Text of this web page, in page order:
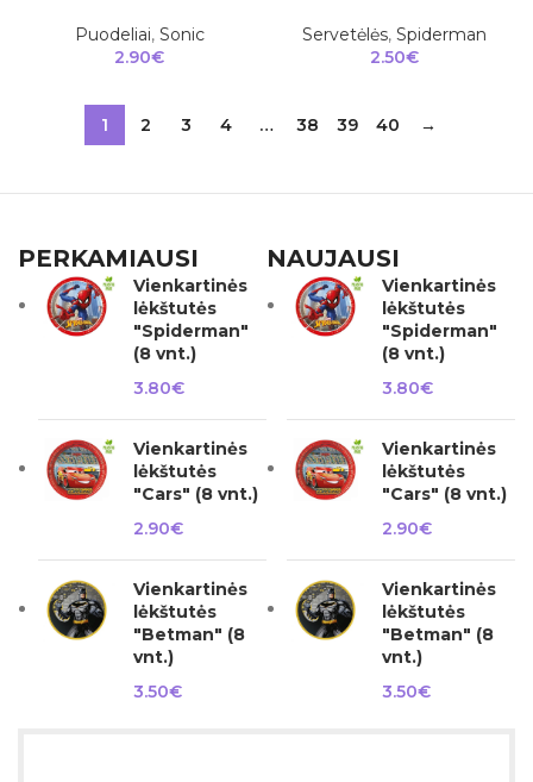
Puodeliai, Sonic
2.90€
Servetėlės, Spiderman
2.50€
1 2 3 4 … 38 39 40 →
PERKAMIAUSI
Vienkartinės
lėkštutės
"Spiderman"
(8 vnt.)
3.80€
Vienkartinės
lėkštutės
"Cars" (8 vnt.)
2.90€
Vienkartinės
lėkštutės
"Betman" (8
vnt.)
3.50€
NAUJAUSI
Vienkartinės
lėkštutės
"Spiderman"
(8 vnt.)
3.80€
Vienkartinės
lėkštutės
"Cars" (8 vnt.)
2.90€
Vienkartinės
lėkštutės
"Betman" (8
vnt.)
3.50€